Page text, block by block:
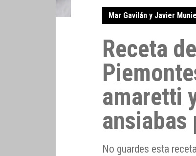
Mar Gavilán y Javier
Receta
amaretti
ansiabas
No guardes esta